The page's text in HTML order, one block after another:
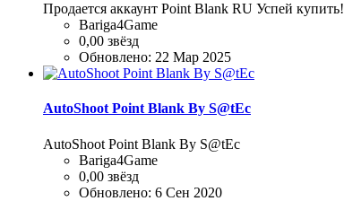
Продается аккаунт Point Blank RU Успей купить!
Bariga4Game
0,00 звёзд
Обновлено: 22 Мар 2025
AutoShoot Point Blank By S@tEc
AutoShoot Point Blank By S@tEc
Bariga4Game
0,00 звёзд
Обновлено: 6 Сен 2020